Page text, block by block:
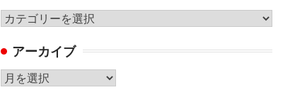
カ
ゴ
リ
ー
アーカイブ
ア